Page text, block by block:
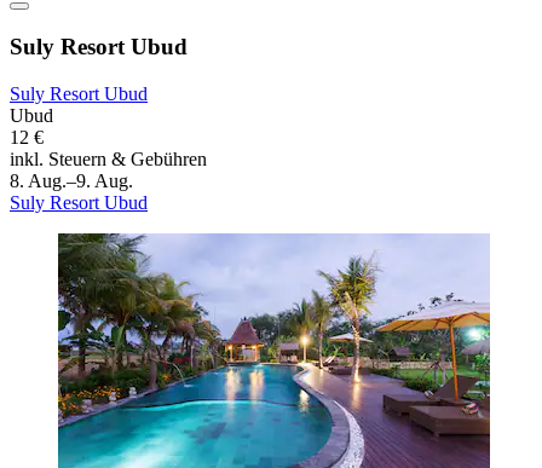
Suly Resort Ubud
Suly Resort Ubud
Ubud
12 €
inkl. Steuern & Gebühren
8. Aug.–9. Aug.
Suly Resort Ubud